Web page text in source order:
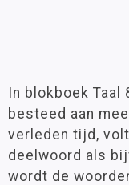
In blokboek
besteed aan
verleden tijd,
deelwoord als
wordt de